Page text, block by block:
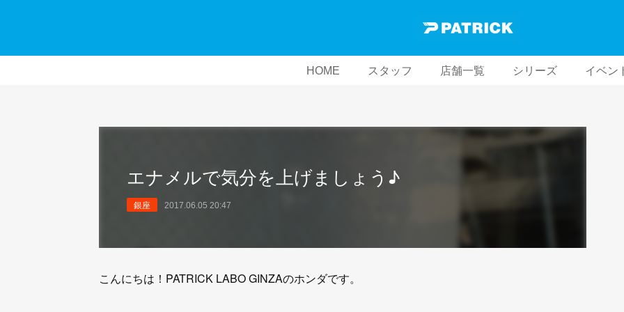
HOME スタッフ 店舗一覧 シリーズ イベン
エナメルで気分を上げましょう♪
銀座 2017.06.05 20:47
こんにちは！PATRICK LABO GINZAのホンダです。